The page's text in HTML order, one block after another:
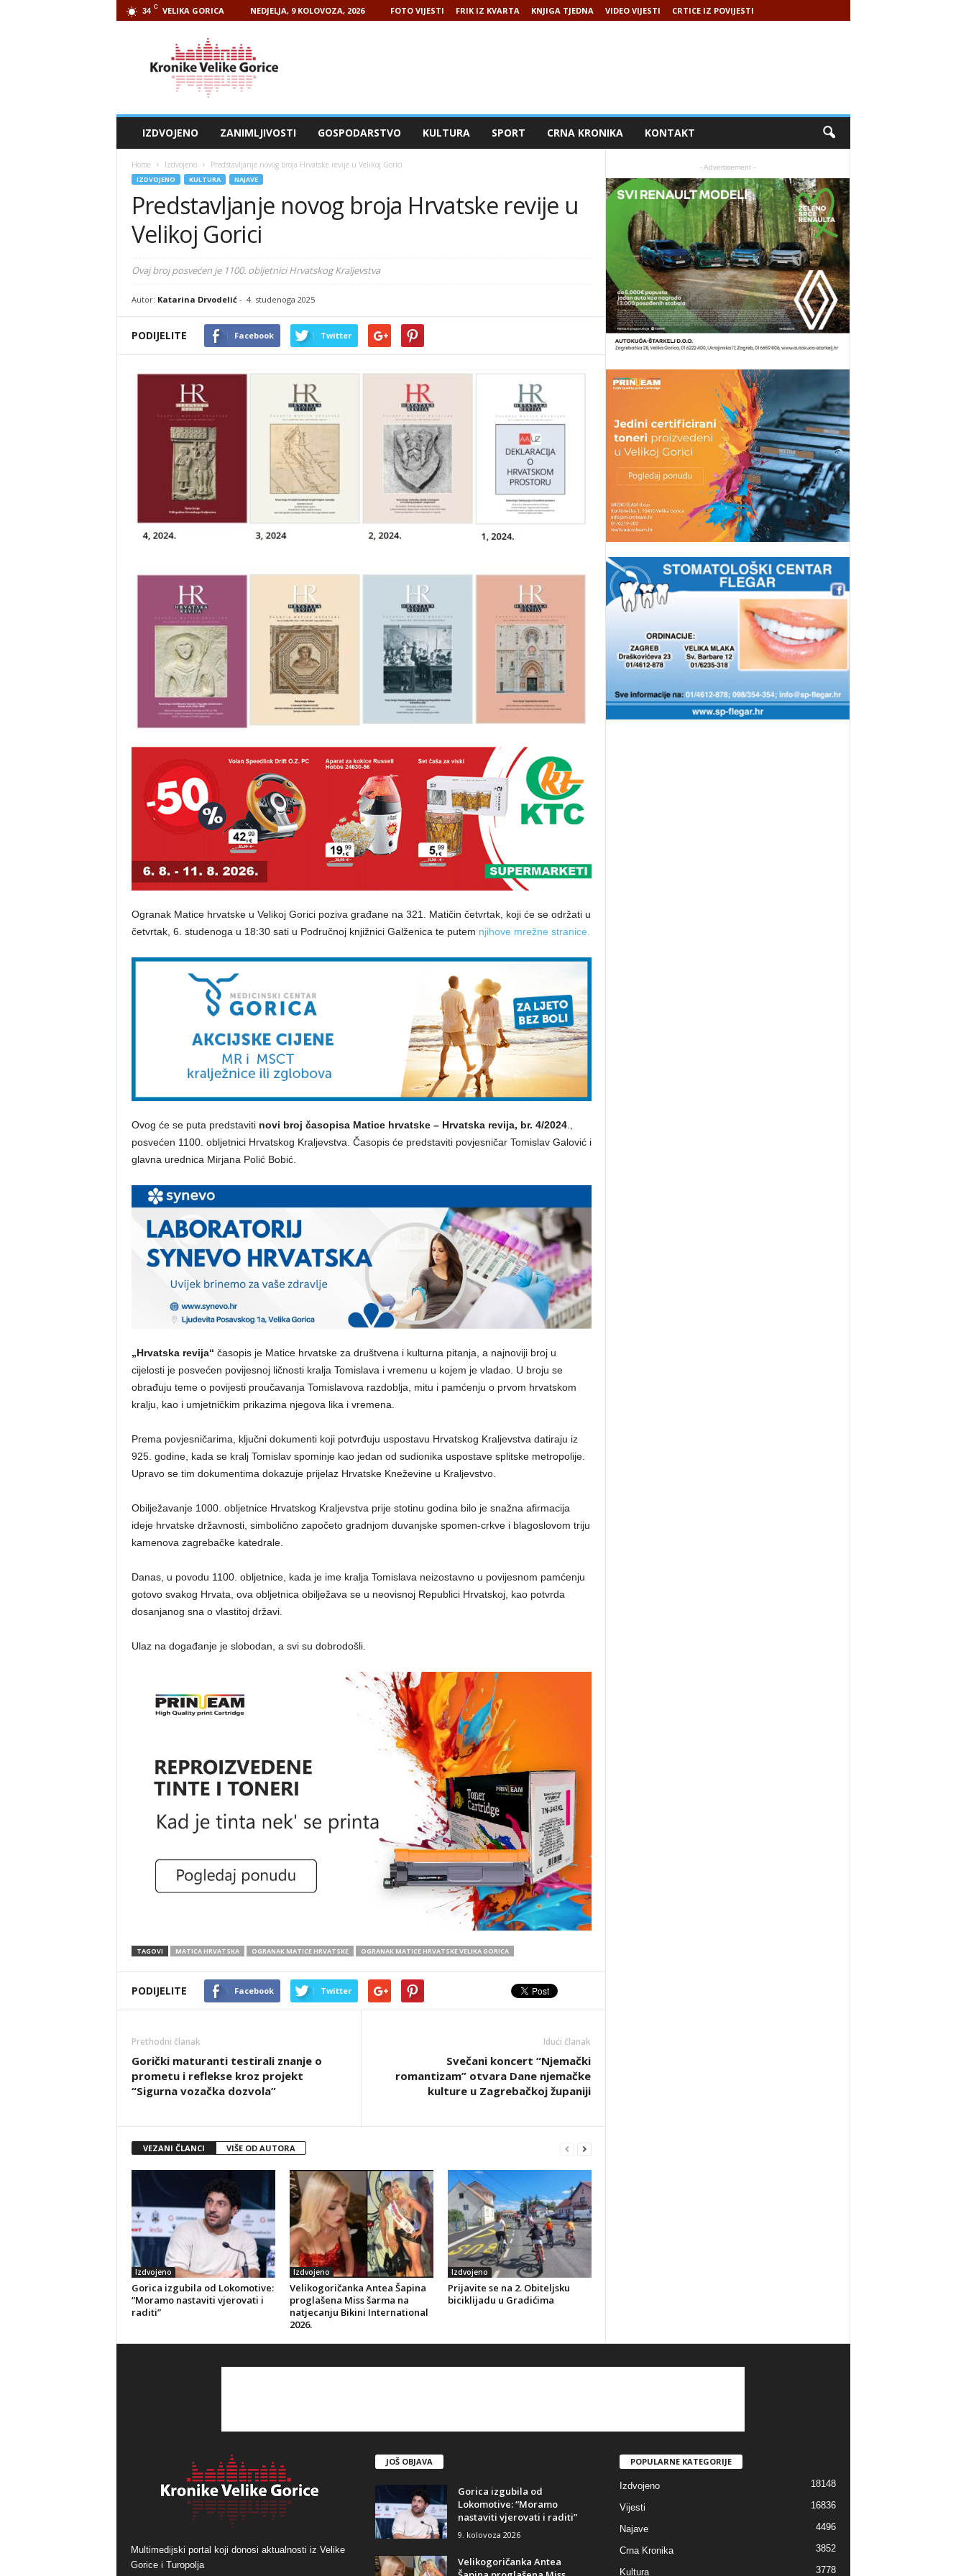
34 C VELIKA GORICA NEDJELJA, 9 KOLOVOZA, 2026 FOTO VIJESTI FRIK IZ KVARTA KNJIGA TJEDNA VIDEO VIJESTI CRTICE IZ POVIJESTI
IZDVOJENO ZANIMLJIVOSTI GOSPODARSTVO KULTURA SPORT CRNA KRONIKA KONTAKT
Home Izdvojeno Predstavljanje novog broja Hrvatske revije u Velikoj Gorici
IZDVOJENO KULTURA NAJAVE
Predstavljanje novog broja Hrvatske revije u
Velikoj Gorici
Ovaj broj posvećen je 1100. obljetnici Hrvatskog Kraljevstva
Autor: Katarina Drvodelić- 4. studenoga 2025
PODIJELITE Facebook Twitter
Ogranak Matice hrvatske u Velikoj Gorici poziva građane na 321. Matičin četvrtak, koji će se održati u
četvrtak, 6. studenoga u 18:30 sati u Područnoj knjižnici Galženica te putem njihove mrežne stranice.
Ovog će se puta predstavitinovi broj časopisa Matice hrvatske – Hrvatska revija, br. 4/2024.,
posvećen 1100. obljetnici Hrvatskog Kraljevstva. Časopis će predstaviti povjesničar Tomislav Galović i
glavna urednica Mirjana Polić Bobić.
„Hrvatska revija“ časopis je Matice hrvatske za društvena i kulturna pitanja, a najnoviji broj u
cijelosti je posvećen povijesnoj ličnosti kralja Tomislava i vremenu u kojem je vladao. U broju se
obrađuju teme o povijesti proučavanja Tomislavova razdoblja, mitu i pamćenju o prvom hrvatskom
kralju, kao i umjetničkim prikazima njegova lika i vremena.
Prema povjesničarima, ključni dokumenti koji potvrđuju uspostavu Hrvatskog Kraljevstva datiraju iz
925. godine, kada se kralj Tomislav spominje kao jedan od sudionika uspostave splitske metropolije.
Upravo se tim dokumentima dokazuje prijelaz Hrvatske Kneževine u Kraljevstvo.
Obilježavanje 1000. obljetnice Hrvatskog Kraljevstva prije stotinu godina bilo je snažna afirmacija
ideje hrvatske državnosti, simbolično započeto gradnjom duvanjske spomen-crkve i blagoslovom triju
kamenova zagrebačke katedrale.
Danas, u povodu 1100. obljetnice, kada je ime kralja Tomislava neizostavno u povijesnom pamćenju
gotovo svakog Hrvata, ova obljetnica obilježava se u neovisnoj Republici Hrvatskoj, kao potvrda
dosanjanog sna o vlastitoj državi.
Ulaz na događanje je slobodan, a svi su dobrodošli.
TAGOVI MATICA HRVATSKA OGRANAK MATICE HRVATSKE OGRANAK MATICE HRVATSKE VELIKA GORICA
PODIJELITE Facebook Twitter
Prethodni članak
Gorički maturanti testirali znanje o
prometu i reflekse kroz projekt
“Sigurna vozačka dozvola”
Idući članak
Svečani koncert “Njemački
romantizam” otvara Dane njemačke
kulture u Zagrebačkoj županiji
VEZANI ČLANCI VIŠE OD AUTORA
Izdvojeno
Gorica izgubila od Lokomotive:
“Moramo nastaviti vjerovati i
raditi”
Izdvojeno
Velikogoričanka Antea Šapina
proglašena Miss šarma na
natjecanju Bikini International
2026.
Izdvojeno
Prijavite se na 2. Obiteljsku
biciklijadu u Gradićima
- Advertisement -
Multimedijski portal koji donosi aktualnosti iz Velike
Gorice i Turopolja
JOŠ OBJAVA
Gorica izgubila od
Lokomotive: “Moramo
nastaviti vjerovati i raditi”
9. kolovoza 2026
Velikogoričanka Antea
POPULARNE KATEGORIJE
Izdvojeno 18148
Vijesti 16836
Najave 4496
Crna Kronika 3852
Kultura 3778